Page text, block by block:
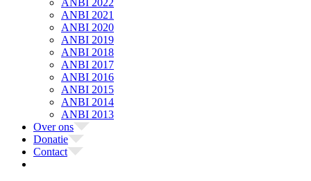
ANBI 2022
ANBI 2021
ANBI 2020
ANBI 2019
ANBI 2018
ANBI 2017
ANBI 2016
ANBI 2015
ANBI 2014
ANBI 2013
Over ons
Donatie
Contact